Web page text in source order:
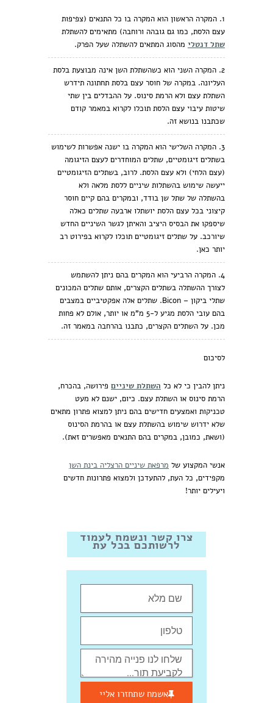
המקרה הראשון הוא המקרה בו כל התנאים (צפיפות
עצם הלסת, כמו גם גובהה ורוחבה) מתאימים להשתלת
שתל דנטלי מהסוג המתאים להשתלה שעל הפרק.
המקרה השני הוא כשהשתלת השן אינה מבוצעת בלסת
העליונה. במקרה של חוסר עצם בלסת תחתונה תידרש
השתלת עצם ולא הרמת סינוס. על ההבדלים בין שתי
שיטות עיבוי עצם הלסת תוכלו לקרוא במאמר קודם
שכתבנו בנושא זה.
המקרה השלישי הוא המקרה בו ישנה אפשרות לשימוש
בשתלים זיגומטיים, שתלים המוחדרים לעצם הזיגומה
(עצם הלחי) ולא עצם הלסת. לרוב, בשתלים הזיגומטיים
ייעשה שימוש בהשתלות שיניים ללסת מלאה ולא
בהשתלה של שתל שן בודד, ובמקרים בהם קיים חוסר
קיצוני בכל עצם הלסת יושתלו ארבעה שתלים כאלה
שיספקו את הבסיס היציב והאיתן לגשר השיניים החדש
שיורכב. על שתלים זיגומטיים תוכלו לקרוא בפירוט רב
יותר כאן.
המקרה הרביעי הוא המקרים בהם ניתן להשתמש
לצורך ההשתלה בשתלים הקצרים, אותם שתלים המכונים
שתלי ביקון – Bicon. שתלים אלה אפקטיביים במצבים
בהם עובי הלסת מגיע ל-5 מ”מ או יותר, אולם לא פחות
מכן. על השתלים הקצרים, כתבנו בהרחבה במאמר זה.
לסיכום
ניתן להבין כי לא כל השתלת שיניים פירושה, בהכרח,
הרמת סינוס או השתלת עצם. כיום, ישנם לא מעט
טכניקות ואמצעים חדישים בהם ניתן למצוא פתרון מתאים
שלא ידרוש שימוש בהשתלת עצם או בהרמת הסינוס
(ושאת, כמובן, במקרים בהם התנאים מאפשרים זאת).
אנשי המקצוע של מרפאת שיניים הרצליה בינת השן
מקפידים, כל העת, להתעדכן ולמצוא פתרונות חדשים
ויעילים יותר!
צרו קשר ונשמח לעמוד
לרשותכם בכל עת
אשמח שתחזרו אליי